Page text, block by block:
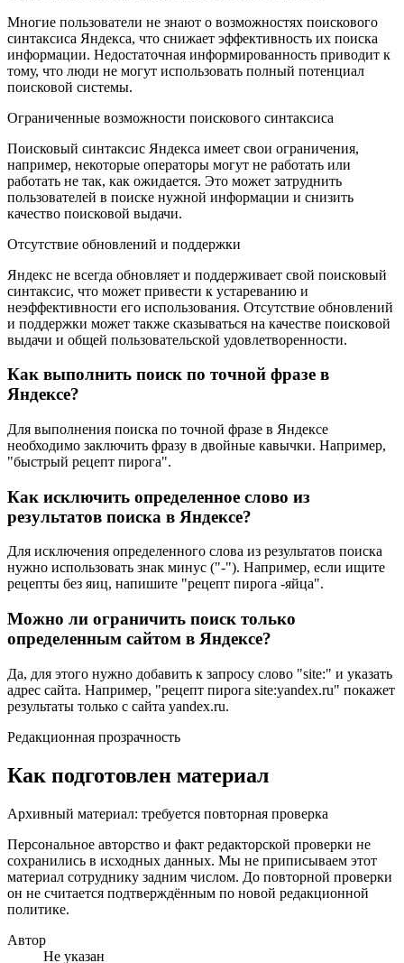
Многие пользователи не знают о возможностях поискового
синтаксиса Яндекса, что снижает эффективность их поиска
информации. Недостаточная информированность приводит к
тому, что люди не могут использовать полный потенциал
поисковой системы.
Ограниченные возможности поискового синтаксиса
Поисковый синтаксис Яндекса имеет свои ограничения,
например, некоторые операторы могут не работать или
работать не так, как ожидается. Это может затруднить
пользователей в поиске нужной информации и снизить
качество поисковой выдачи.
Отсутствие обновлений и поддержки
Яндекс не всегда обновляет и поддерживает свой поисковый
синтаксис, что может привести к устареванию и
неэффективности его использования. Отсутствие обновлений
и поддержки может также сказываться на качестве поисковой
выдачи и общей пользовательской удовлетворенности.
Как выполнить поиск по точной фразе в
Яндексе?
Для выполнения поиска по точной фразе в Яндексе
необходимо заключить фразу в двойные кавычки. Например,
"быстрый рецепт пирога".
Как исключить определенное слово из
результатов поиска в Яндексе?
Для исключения определенного слова из результатов поиска
нужно использовать знак минус ("-"). Например, если ищите
рецепты без яиц, напишите "рецепт пирога -яйца".
Можно ли ограничить поиск только
определенным сайтом в Яндексе?
Да, для этого нужно добавить к запросу слово "site:" и указать
адрес сайта. Например, "рецепт пирога site:yandex.ru" покажет
результаты только с сайта yandex.ru.
Редакционная прозрачность
Как подготовлен материал
Архивный материал: требуется повторная проверка
Персональное авторство и факт редакторской проверки не
сохранились в исходных данных. Мы не приписываем этот
материал сотруднику задним числом. До повторной проверки
он не считается подтверждённым по новой редакционной
политике.
Автор
Не указан